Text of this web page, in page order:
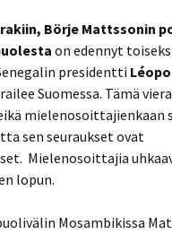
Börje Mattssonin
on edennyt
presidentti
Suomessa. Tämä
mielenosoittajienkaan
sen seuraukset ovat
Mielenosoittajia
lopun.
Mosambikissa